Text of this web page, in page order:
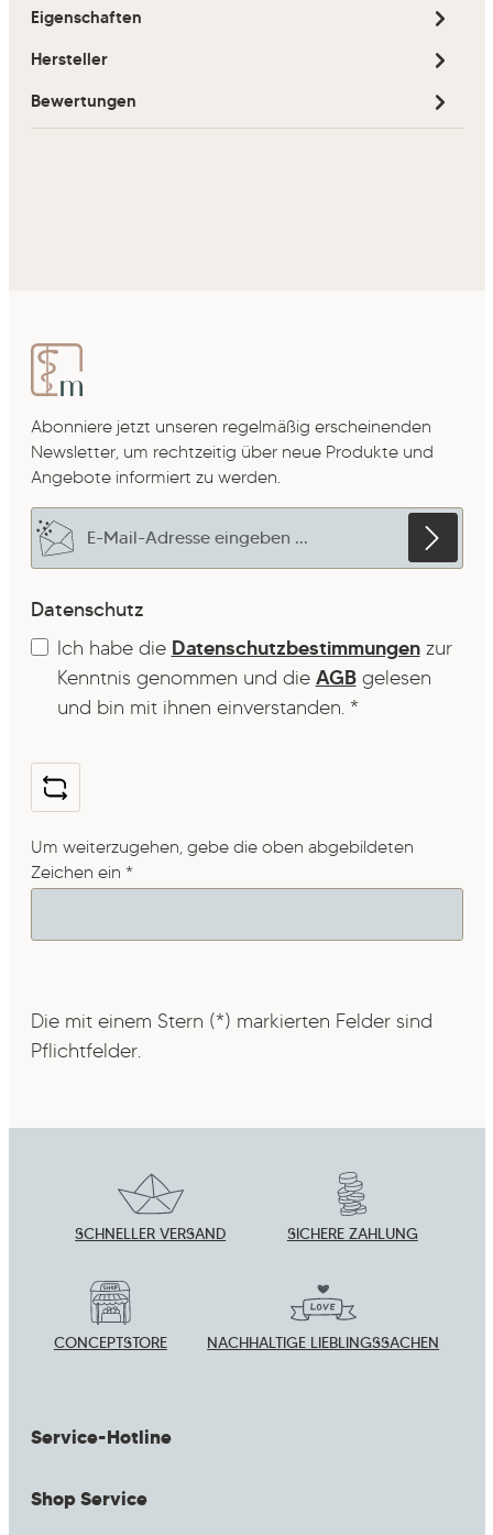
Eigenschaften
Hersteller
Bewertungen
Abonniere jetzt unseren regelmäßig erscheinenden
Newsletter, um rechtzeitig über neue Produkte und
Angebote informiert zu werden.
E-Mail-Adresse*
Datenschutz
Ich habe die Datenschutzbestimmungenzur
Kenntnis genommen und die AGBgelesen
und bin mit ihnen einverstanden. *
Um weiterzugehen, gebe die oben abgebildeten
Zeichen ein *
Die mit einem Stern (*) markierten Felder sind
Pflichtfelder.
SCHNELLER VERSAND SICHERE ZAHLUNG
CONCEPTSTORE NACHHALTIGE LIEBLINGSSACHEN
Service-Hotline
Shop Service